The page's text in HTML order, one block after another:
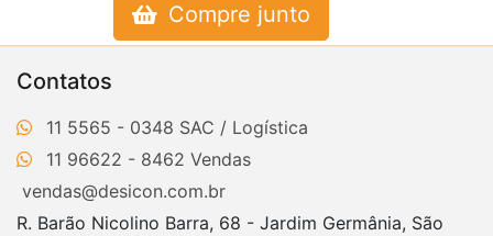
Compre junto
Contatos
11 5565 - 0348
11 96622 - 8462
vendas@desicon.com.br
R. Barão Nicolino Barra, 68 - Jardim Germânia, São